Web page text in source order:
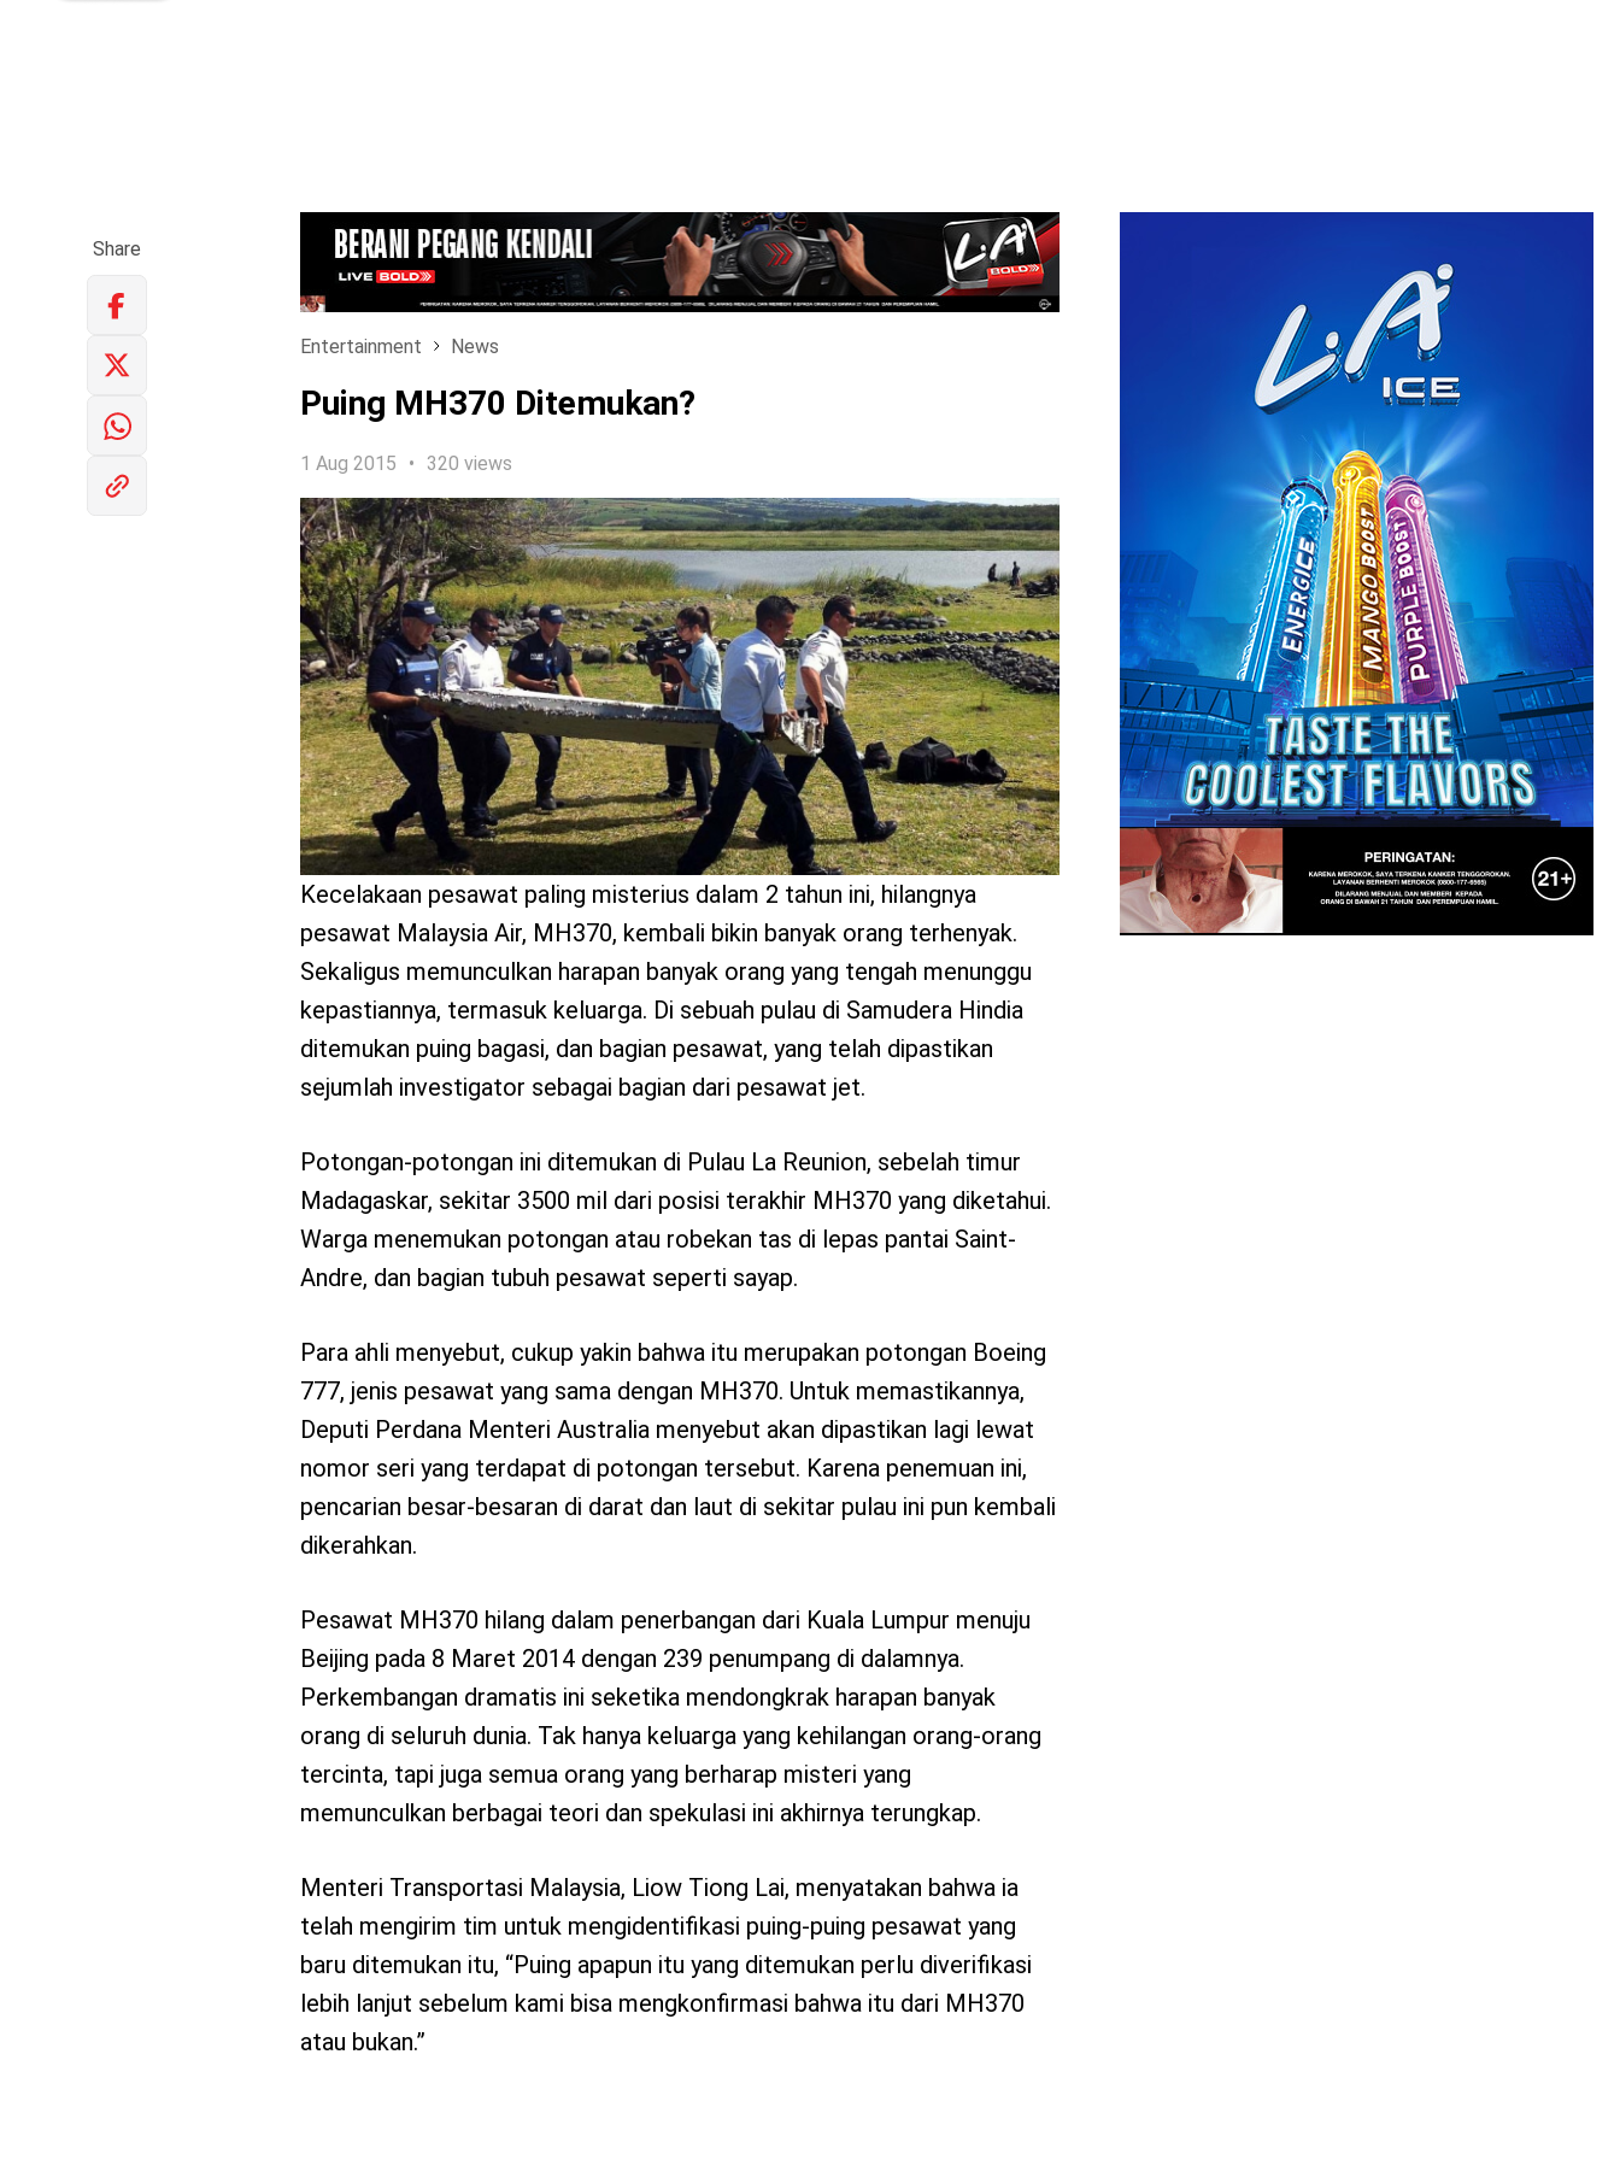
benefit
menarik
LOGIN
Share
Entertainment News
Puing MH370 Ditemukan?
1 Aug 2015 320 views
Kecelakaan pesawat paling misterius dalam 2 tahun ini, hilangnya
pesawat Malaysia Air, MH370, kembali bikin banyak orang terhenyak.
Sekaligus memunculkan harapan banyak orang yang tengah menunggu
kepastiannya, termasuk keluarga. Di sebuah pulau di Samudera Hindia
ditemukan puing bagasi, dan bagian pesawat, yang telah dipastikan
sejumlah investigator sebagai bagian dari pesawat jet.
Potongan-potongan ini ditemukan di Pulau La Reunion, sebelah timur
Madagaskar, sekitar 3500 mil dari posisi terakhir MH370 yang diketahui.
Warga menemukan potongan atau robekan tas di lepas pantai Saint-
Andre, dan bagian tubuh pesawat seperti sayap.
Para ahli menyebut, cukup yakin bahwa itu merupakan potongan Boeing
777, jenis pesawat yang sama dengan MH370. Untuk memastikannya,
Deputi Perdana Menteri Australia menyebut akan dipastikan lagi lewat
nomor seri yang terdapat di potongan tersebut. Karena penemuan ini,
pencarian besar-besaran di darat dan laut di sekitar pulau ini pun kembali
dikerahkan.
Pesawat MH370 hilang dalam penerbangan dari Kuala Lumpur menuju
Beijing pada 8 Maret 2014 dengan 239 penumpang di dalamnya.
Perkembangan dramatis ini seketika mendongkrak harapan banyak
orang di seluruh dunia. Tak hanya keluarga yang kehilangan orang-orang
tercinta, tapi juga semua orang yang berharap misteri yang
memunculkan berbagai teori dan spekulasi ini akhirnya terungkap.
Menteri Transportasi Malaysia, Liow Tiong Lai, menyatakan bahwa ia
telah mengirim tim untuk mengidentifikasi puing-puing pesawat yang
baru ditemukan itu, “Puing apapun itu yang ditemukan perlu diverifikasi
lebih lanjut sebelum kami bisa mengkonfirmasi bahwa itu dari MH370
atau bukan.”